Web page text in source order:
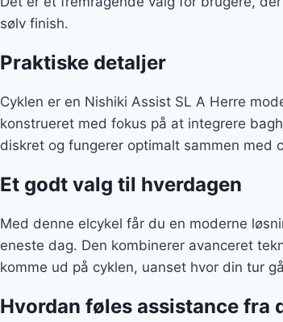
sølv finish.
Praktiske detaljer
Cyklen er en Nishiki Assist SL A Herre
konstrueret med fokus på at integrere
diskret og fungerer optimalt sammen med
Et godt valg til hverdagen
Med denne elcykel får du en moderne
eneste dag. Den kombinerer avanceret
komme ud på cyklen, uanset hvor din tur
Hvordan føles assistance fra